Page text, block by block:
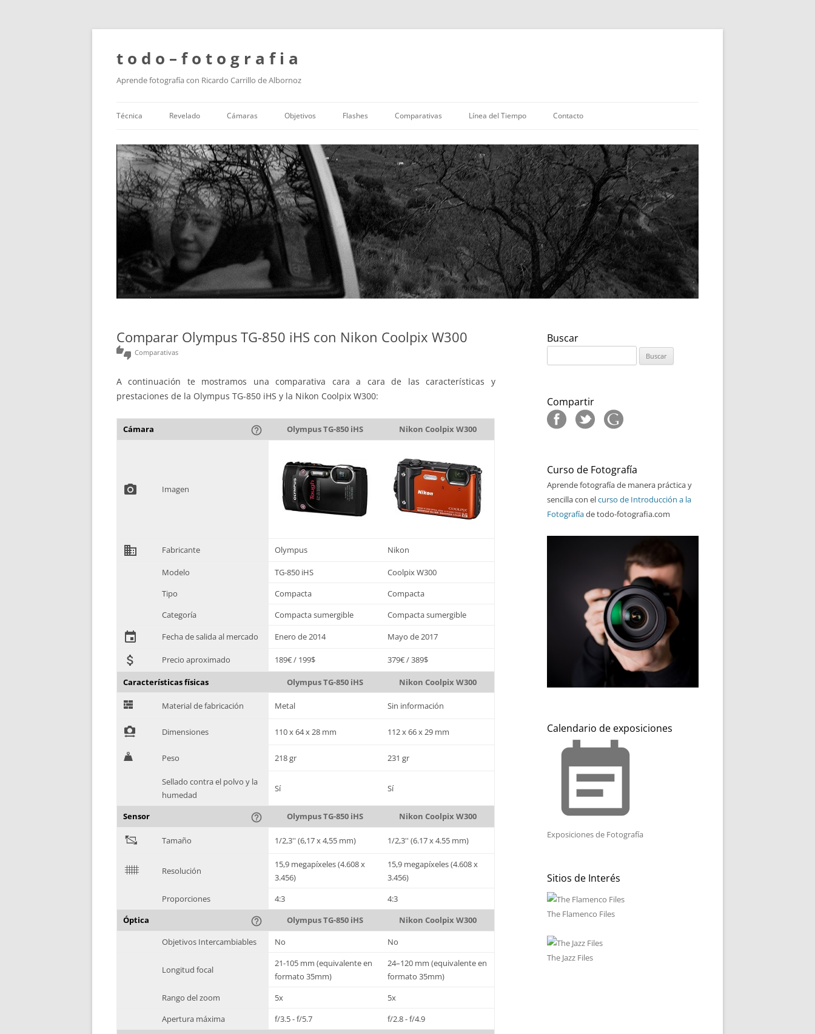
t o d o – f o t o g r a f i a
Aprende fotografía con Ricardo Carrillo de Albornoz
al
contenido
Técnica Revelado Cámaras Objetivos Flashes Comparativas Línea del Tiempo Contacto
Comparar Olympus TG-850 iHS con Nikon Coolpix W300
thumbs_up_down Comparativas
A continuación te mostramos una comparativa cara a cara de las características y
prestaciones de la Olympus TG-850 iHS y la Nikon Coolpix W300:
Cámara help_outline Olympus TG-850 iHS Nikon Coolpix W300
photo_camera Imagen
domain Fabricante Olympus Nikon
Modelo TG-850 iHS
Coolpix W300
Tipo
Compacta
Compacta
Categoría
Compacta sumergible Compacta sumergible
event Fecha de salida al mercado Enero de 2014 Mayo de 2017
attach_money Precio aproximado 189€ / 199$ 379€ / 389$
Características físicas Olympus TG-850 iHS Nikon Coolpix W300
G Material de fabricación Metal Sin información
! Dimensiones 110 x 64 x 28 mm 112 x 66 x 29 mm
H Peso 218 gr 231 gr
Sellado contra el polvo y la
humedad
Sí Sí
Sensor help_outline Olympus TG-850 iHS Nikon Coolpix W300
" Tamaño 1/2,3'' (6,17 x 4,55 mm) 1/2,3'' (6.17 x 4.55 mm)
$ Resolución
15,9 megapíxeles (4.608 x
3.456)
15,9 megapíxeles (4.608 x
3.456)
Proporciones
4:3
4:3
Óptica
help_outline Olympus TG-850 iHS
Nikon Coolpix W300
Objetivos Intercambiables
No No
Longitud focal
21-105 mm (equivalente en
formato 35mm)
24–120 mm (equivalente en
formato 35mm)
Rango del zoom
5x
5x
Apertura máxima
f/3.5 - f/5.7
f/2.8 - f/4.9
Buscar
Compartir
Curso de Fotografía
Aprende fotografía de manera práctica y
sencilla con elcurso de Introducción a la
Fotografíade todo-fotografia.com
Calendario de exposiciones
event_note
Exposiciones de Fotografía
Sitios de Interés
The Flamenco Files
The Jazz Files